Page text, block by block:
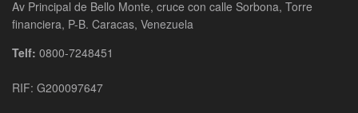
Av Principal de Bello Monte, cruce con calle Sorbona, Torre
financiera, P-B. Caracas, Venezuela
Telf: 0800-7248451
RIF: G200097647